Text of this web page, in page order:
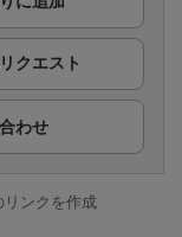
クエスト
わせ
ンクを作成